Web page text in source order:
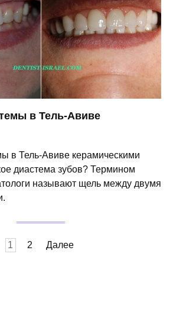
в Тель-Авиве
в Тель-Авиве керамическими
диастема зубов? Термином
называют щель между двумя
1 2 Далее